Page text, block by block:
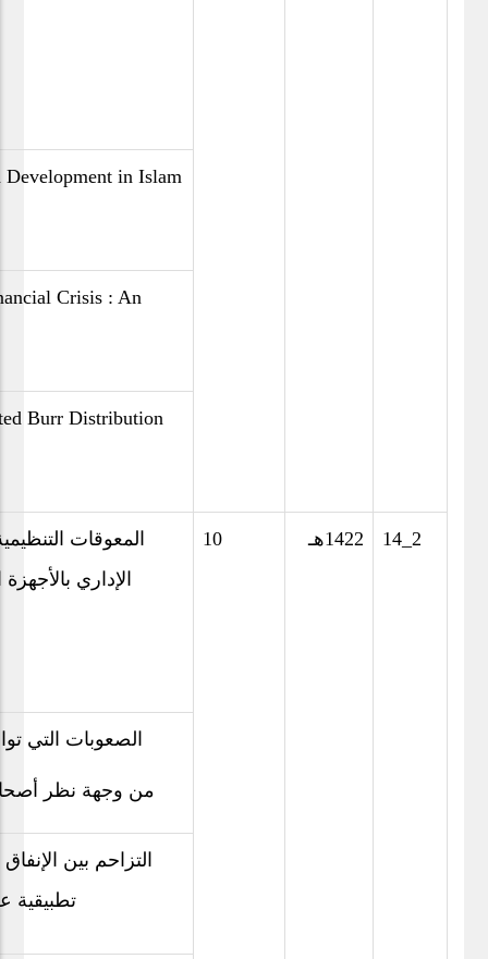
in Islam
Crisis : An
Burr Distribution
المعوقات
الإداري
10 1422هـ 14_2
الصعوبات التي
من وجهة نظر أصحاب
التزاحم بين
تطبيقية